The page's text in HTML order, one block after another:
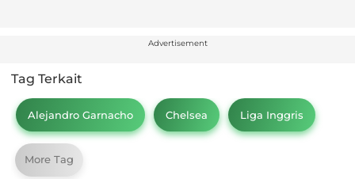
Advertisement
Tag Terkait
Alejandro Garnacho Chelsea Liga Inggris
More Tag